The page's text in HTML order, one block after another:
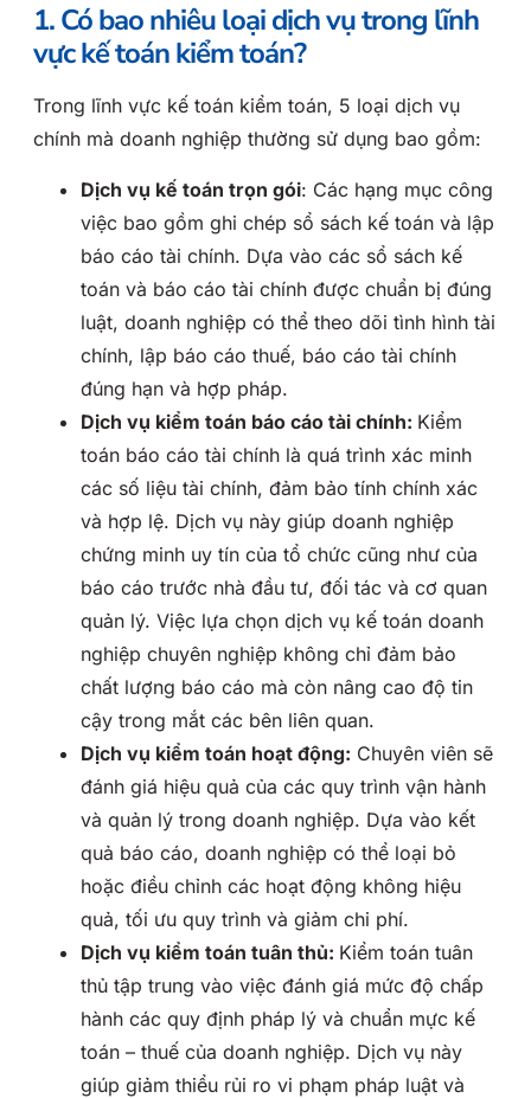
1. Có bao nhiêu loại dịch vụ trong lĩnh
vực kế toán kiểm toán?
Trong lĩnh vực kế toán kiểm toán, 5 loại dịch vụ
chính mà doanh nghiệp thường sử dụng bao gồm:
Dịch vụ kế toán trọn gói: Các hạng mục công
việc bao gồm ghi chép sổ sách kế toán và lập
báo cáo tài chính. Dựa vào các sổ sách kế
toán và báo cáo tài chính được chuẩn bị đúng
luật, doanh nghiệp có thể theo dõi tình hình tài
chính, lập báo cáo thuế, báo cáo tài chính
đúng hạn và hợp pháp.
Dịch vụ kiểm toán báo cáo tài chính: Kiểm
toán báo cáo tài chính là quá trình xác minh
các số liệu tài chính, đảm bảo tính chính xác
và hợp lệ. Dịch vụ này giúp doanh nghiệp
chứng minh uy tín của tổ chức cũng như của
báo cáo trước nhà đầu tư, đối tác và cơ quan
quản lý. Việc lựa chọn dịch vụ kế toán doanh
nghiệp chuyên nghiệp không chỉ đảm bảo
chất lượng báo cáo mà còn nâng cao độ tin
cậy trong mắt các bên liên quan.
Dịch vụ kiểm toán hoạt động: Chuyên viên sẽ
đánh giá hiệu quả của các quy trình vận hành
và quản lý trong doanh nghiệp. Dựa vào kết
quả báo cáo, doanh nghiệp có thể loại bỏ
hoặc điều chỉnh các hoạt động không hiệu
quả, tối ưu quy trình và giảm chi phí.
Dịch vụ kiểm toán tuân thủ: Kiểm toán tuân
thủ tập trung vào việc đánh giá mức độ chấp
hành các quy định pháp lý và chuẩn mực kế
toán – thuế của doanh nghiệp. Dịch vụ này
giúp giảm thiểu rủi ro vi phạm pháp luật và